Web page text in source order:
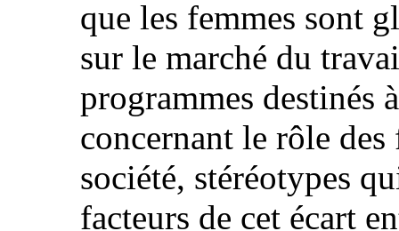
que les femmes sont
sur le marché du
programmes destinés
concernant le rôle
société, stéréotypes
facteurs de cet écart